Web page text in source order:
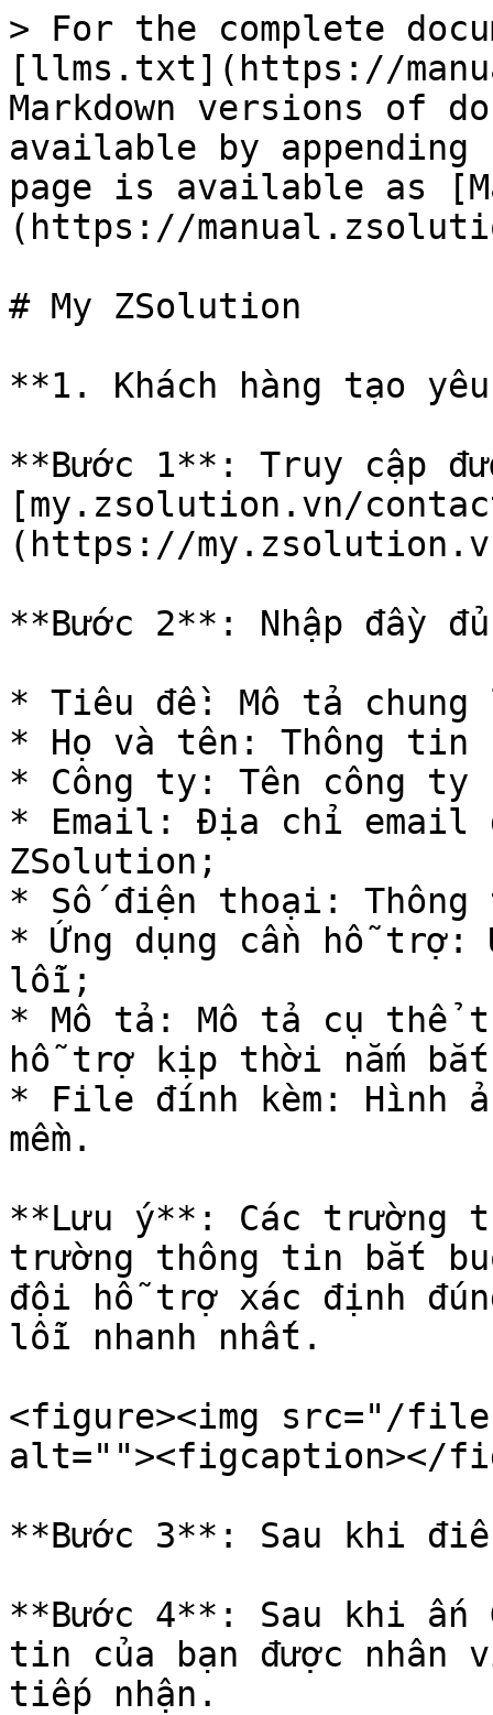
> For the complete
[llms.txt](https://
Markdown versions of
available by
page is available as
(https://
# My ZSolution
**1. Khách hàng tạo
**Bước 1**: Truy cập
[my.zsolution.vn/
(https://
**Bước 2**: Nhập đầy
* Tiêu đề: Mô tả
* Họ và tên: Thông tin
* Công ty: Tên công ty
* Email: Địa chỉ email
ZSolution;
* Số điện thoại:
* Ứng dụng cần hỗ trợ:
lỗi;
* Mô tả: Mô tả cụ thể
hỗ trợ kịp thời nắm
* File đính kèm: Hình
mềm.
**Lưu ý**: Các trường
trường thông tin bắt
đội hỗ trợ xác định
lỗi nhanh nhất.
<figure><img src="/
alt=""><figcaption></
**Bước 3**: Sau khi
**Bước 4**: Sau khi
tin của bạn được nhân
tiếp nhận.